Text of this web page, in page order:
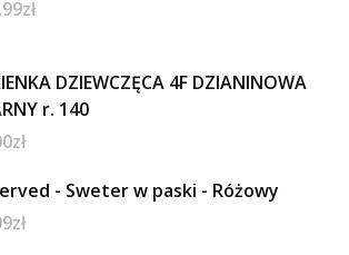
zł
DZIEWCZĘCA 4F DZIANINOWA
r. 140
zł
- Sweter w paski - Różowy
zł